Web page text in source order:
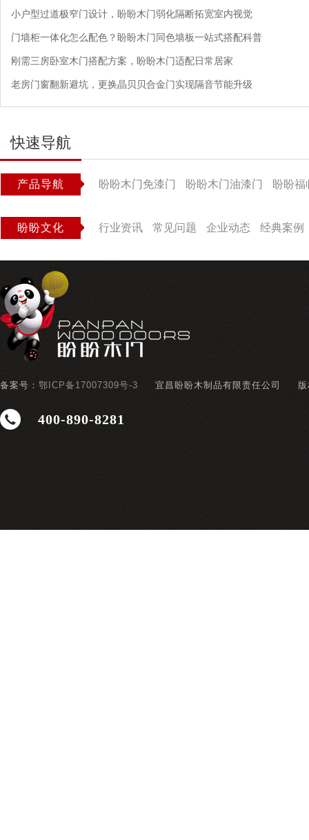
小户型过道极窄门设计，盼盼木门弱化隔断拓宽室内视觉
门墙柜一体化怎么配色？盼盼木门同色墙板一站式搭配科普
刚需三房卧室木门搭配方案，盼盼木门适配日常居家
老房门窗翻新避坑，更换晶贝贝合金门实现隔音节能升级
快速导航
产品导航 盼盼木门免漆门 盼盼木门油漆门 盼盼福
盼盼文化 行业资讯 常见问题 企业动态 经典案例
备案号： 鄂ICP备17007309号-3 宜昌盼盼木制品有限责任公司
400-890-8281